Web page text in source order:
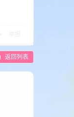
返回列表